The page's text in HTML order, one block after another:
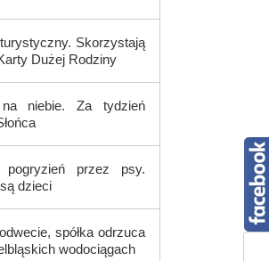
Skorzystają
Dużej Rodziny
niebie. Za tydzień
przez psy.
dzieci
spółka odrzuca
wodociągach